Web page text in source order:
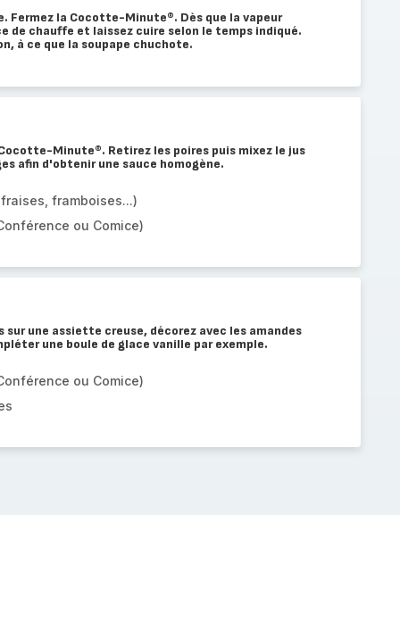
Fermez la Cocotte-Minute®. Dès que la vapeur
de chauffe et laissez cuire selon le temps indiqué.
à ce que la soupape chuchote.
Minute®. Retirez les poires puis mixez le jus
afin d'obtenir une sauce homogène.
framboises...)
ou Comice)
sur une assiette creuse, décorez avec les amandes
une boule de glace vanille par exemple.
ou Comice)